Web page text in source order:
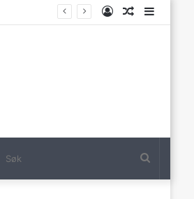
Sidebar
Tilfeldig
Log